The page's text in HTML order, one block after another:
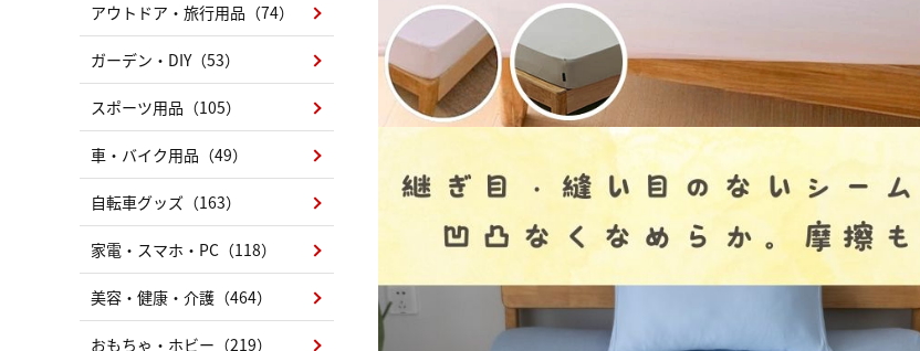
アウトドア・旅行用品（74）
ガーデン・DIY（53）
スポーツ用品（105）
車・バイク用品（49）
自転車グッズ（163）
家電・スマホ・PC（118）
美容・健康・介護（464）
おもちゃ・ホビー（219）